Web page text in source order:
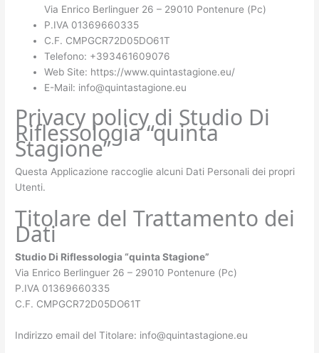
Via Enrico Berlinguer 26 – 29010 Pontenure (Pc)
P.IVA 01369660335
C.F. CMPGCR72D05DO61T
Telefono: +393461609076
Web Site: https://www.quintastagione.eu/
E-Mail: info@quintastagione.eu
Privacy policy di Studio Di
Riflessologia “quinta
Stagione”
Questa Applicazione raccoglie alcuni Dati Personali dei propri
Utenti.
Titolare del Trattamento dei
Dati
Studio Di Riflessologia “quinta Stagione”
Via Enrico Berlinguer 26 – 29010 Pontenure (Pc)
P.IVA 01369660335
C.F. CMPGCR72D05DO61T
Indirizzo email del Titolare: info@quintastagione.eu